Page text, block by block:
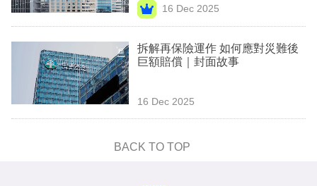
16 Dec 2025
拆解再保險運作 如何應對災難後
巨額賠償｜封面故事
16 Dec 2025
BACK TO TOP